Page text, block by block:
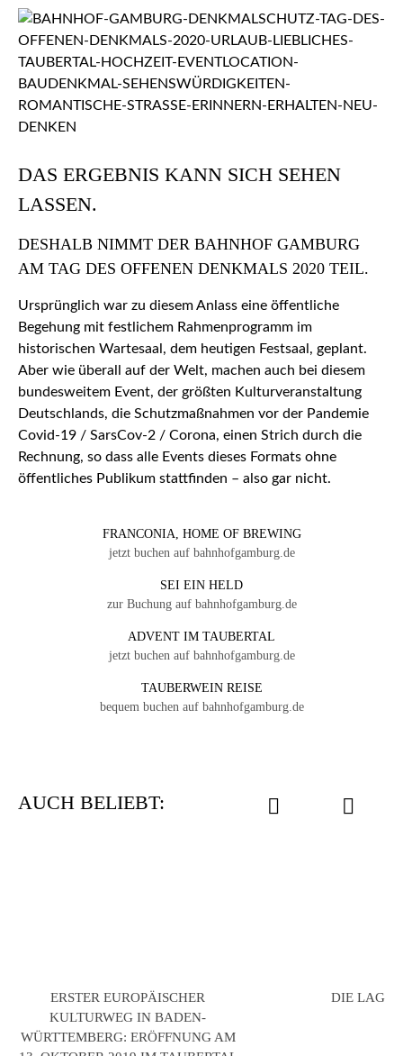
DAS ERGEBNIS KANN SICH SEHEN
LASSEN.
DESHALB NIMMT DER BAHNHOF GAMBURG
AM TAG DES OFFENEN DENKMALS 2020 TEIL.
Ursprünglich war zu diesem Anlass eine öffentliche
Begehung mit festlichem Rahmenprogramm im
historischen Wartesaal, dem heutigen Festsaal, geplant.
Aber wie überall auf der Welt, machen auch bei diesem
bundesweitem Event, der größten Kulturveranstaltung
Deutschlands, die Schutzmaßnahmen vor der Pandemie
Covid-19 / SarsCov-2 / Corona, einen Strich durch die
Rechnung, so dass alle Events dieses Formats ohne
öffentliches Publikum stattfinden – also gar nicht.
FRANCONIA, HOME OF BREWING
jetzt buchen auf bahnhofgamburg.de
SEI EIN HELD
zur Buchung auf bahnhofgamburg.de
ADVENT IM TAUBERTAL
jetzt buchen auf bahnhofgamburg.de
TAUBERWEIN REISE
bequem buchen auf bahnhofgamburg.de
AUCH BELIEBT:
ERSTER EUROPÄISCHER
KULTURWEG IN BADEN-
WÜRTTEMBERG: ERÖFFNUNG AM
DIE LAGE